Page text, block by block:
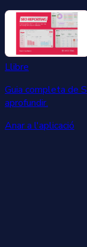
Llibre
Guia completa de
aprofundir.
Anar a l'aplicació